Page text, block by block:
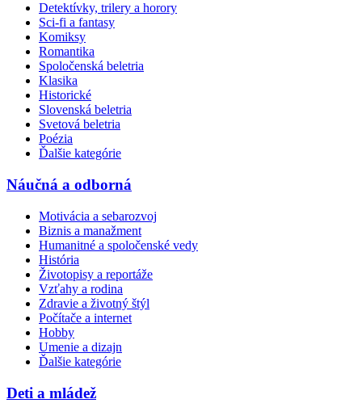
Detektívky, trilery a horory
Sci-fi a fantasy
Komiksy
Romantika
Spoločenská beletria
Klasika
Historické
Slovenská beletria
Svetová beletria
Poézia
Ďalšie kategórie
Náučná a odborná
Motivácia a sebarozvoj
Biznis a manažment
Humanitné a spoločenské vedy
História
Životopisy a reportáže
Vzťahy a rodina
Zdravie a životný štýl
Počítače a internet
Hobby
Umenie a dizajn
Ďalšie kategórie
Deti a mládež